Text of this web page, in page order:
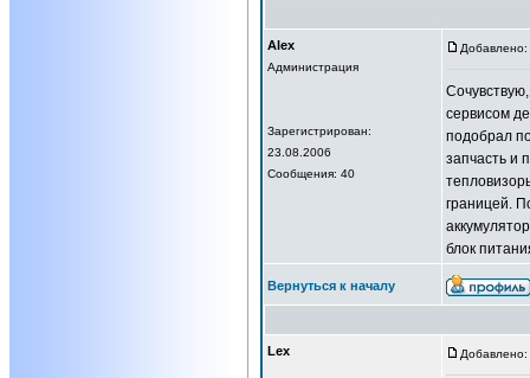
Alex
Администрация
Зарегистрирован:
23.08.2006
Сообщения: 40
сервисом
подобрал
запчасть и
границей.
блок
Вернуться к началу
Lex